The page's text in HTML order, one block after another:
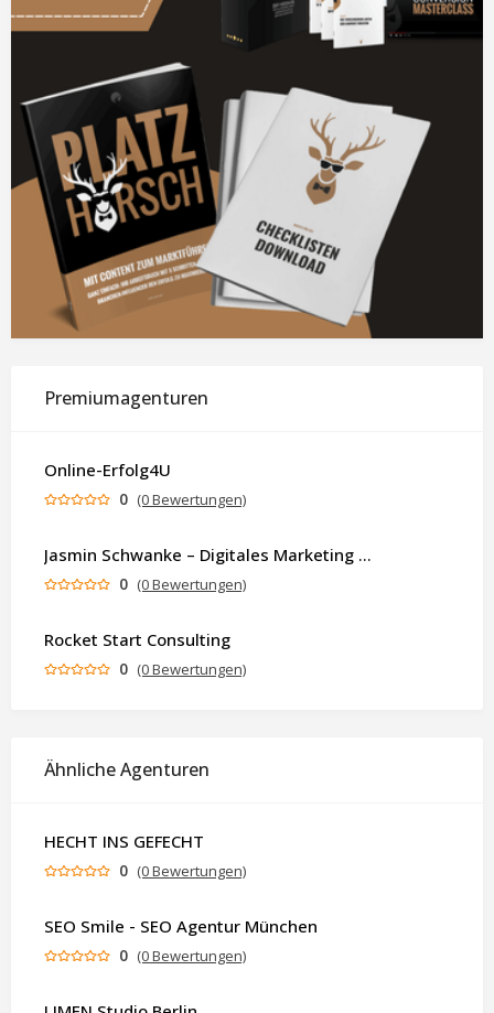
Premiumagenturen
Online-Erfolg4U
0 (0 Bewertungen)
Jasmin Schwanke – Digitales Marketing & KI-gestützte Contenterstellung
0 (0 Bewertungen)
Rocket Start Consulting
0 (0 Bewertungen)
Ähnliche Agenturen
HECHT INS GEFECHT
0 (0 Bewertungen)
SEO Smile - SEO Agentur München
0 (0 Bewertungen)